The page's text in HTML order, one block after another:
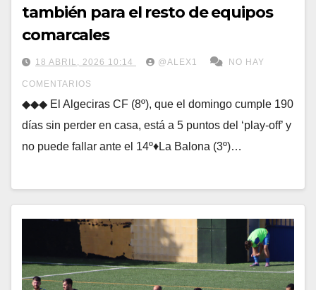
también para el resto de equipos
comarcales
18 ABRIL, 2026 10:14 @ALEX1 NO HAY
COMENTARIOS
◆◆◆ El Algeciras CF (8º), que el domingo cumple 190
días sin perder en casa, está a 5 puntos del ‘play-off’ y
no puede fallar ante el 14º♦La Balona (3º)…